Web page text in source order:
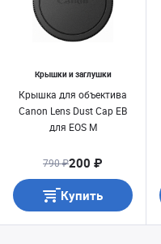
Крышки и заглушки
Крышка для объектива
Canon Lens Dust Cap EB
для EOS M
790 ₽200 ₽
Купить